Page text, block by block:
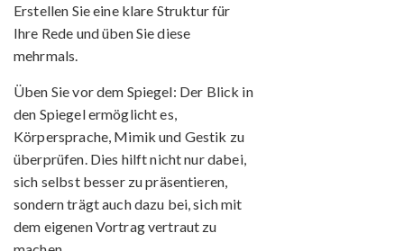
Erstellen Sie eine klare Struktur für
Ihre Rede und üben Sie diese
mehrmals.
Üben Sie vor dem Spiegel: Der Blick in
den Spiegel ermöglicht es,
Körpersprache, Mimik und Gestik zu
überprüfen. Dies hilft nicht nur dabei,
sich selbst besser zu präsentieren,
sondern trägt auch dazu bei, sich mit
dem eigenen Vortrag vertraut zu